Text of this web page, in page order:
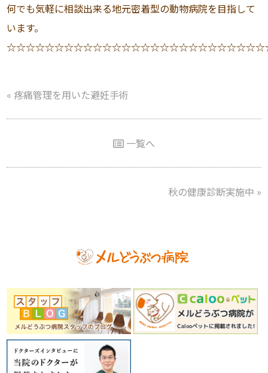
何でも気軽に相談出来る地元密着型の動物病院を目指して
います。
« 疼痛管理を用いた避妊手術
一覧へ
秋の健康診断実施中 »